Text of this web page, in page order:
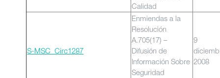
Calidad
S-MSC_Circ1287
Enmiendas a la
Resolución
A.705(17) –
Difusión de
Información Sobre
Seguridad
9
2008